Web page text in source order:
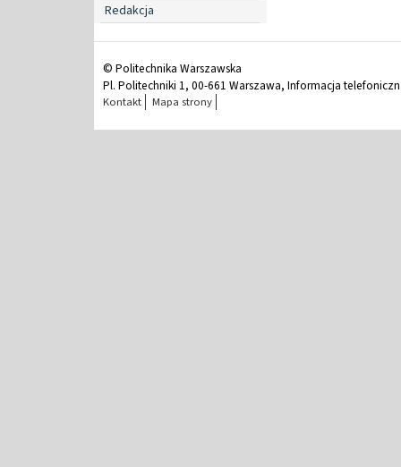
Redakcja
© Politechnika Warszawska
Pl. Politechniki 1, 00-661 Warszawa, Informacja
Kontakt Mapa strony